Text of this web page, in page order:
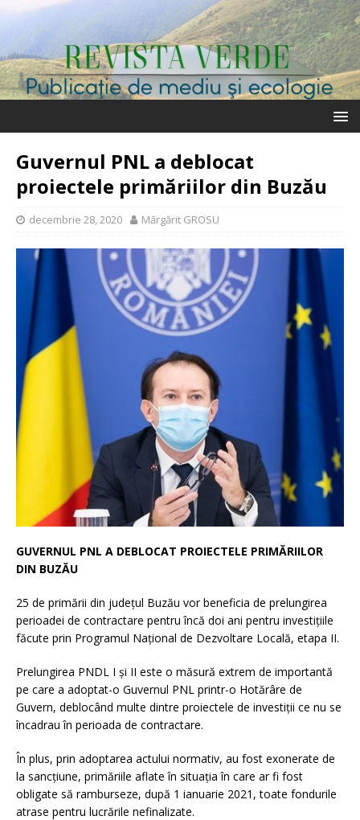
Guvernul PNL a deblocat
proiectele primăriilor din Buzău
decembrie 28, 2020 Mărgărit GROSU
GUVERNUL PNL A DEBLOCAT PROIECTELE PRIMĂRIILOR
DIN BUZĂU
25 de primării din județul Buzău vor beneficia de prelungirea
perioadei de contractare pentru încă doi ani pentru investițiile
făcute prin Programul Național de Dezvoltare Locală, etapa II.
Prelungirea PNDL I și II este o măsură extrem de importantă
pe care a adoptat-o Guvernul PNL printr-o Hotărâre de
Guvern, deblocând multe dintre proiectele de investiții ce nu se
încadrau în perioada de contractare.
În plus, prin adoptarea actului normativ, au fost exonerate de
la sancțiune, primăriile aflate în situația în care ar fi fost
obligate să ramburseze, după 1 ianuarie 2021, toate fondurile
atrase pentru lucrările nefinalizate.